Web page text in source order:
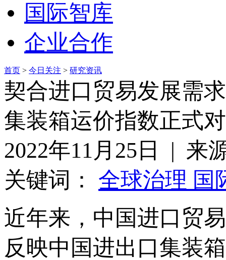
国际智库
企业合作
首页 > 今日关注 > 研究资讯
契合进口贸易发展需
集装箱运价指数正式
2022年11月25日 | 来
关键词： 全球治理 国
近年来，中国进口贸
反映中国进出口集装